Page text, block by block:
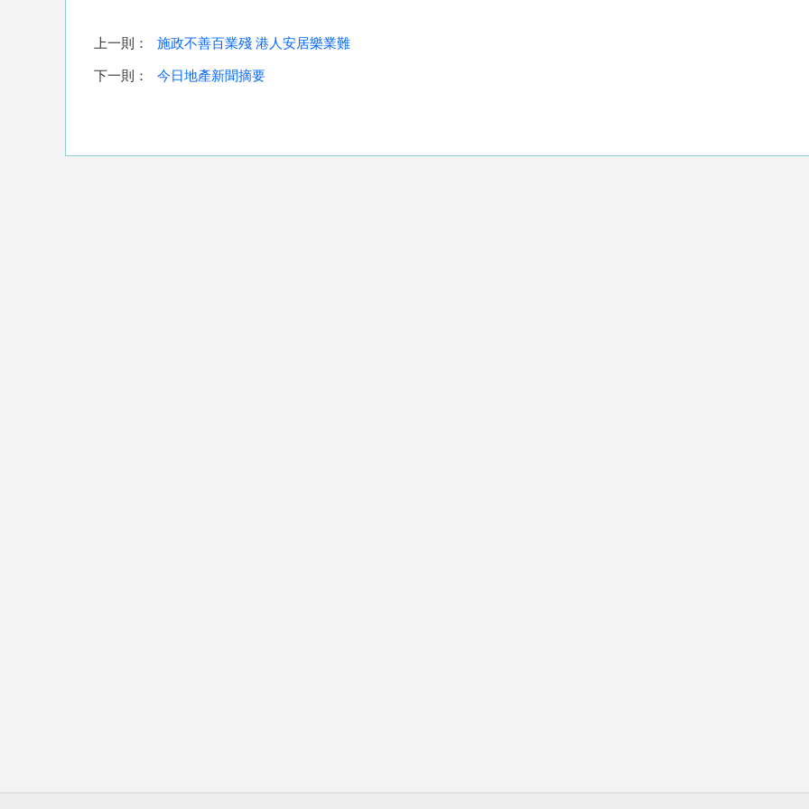
上一則： 施政不善百業殘 港人安居樂業難
下一則： 今日地產新聞摘要